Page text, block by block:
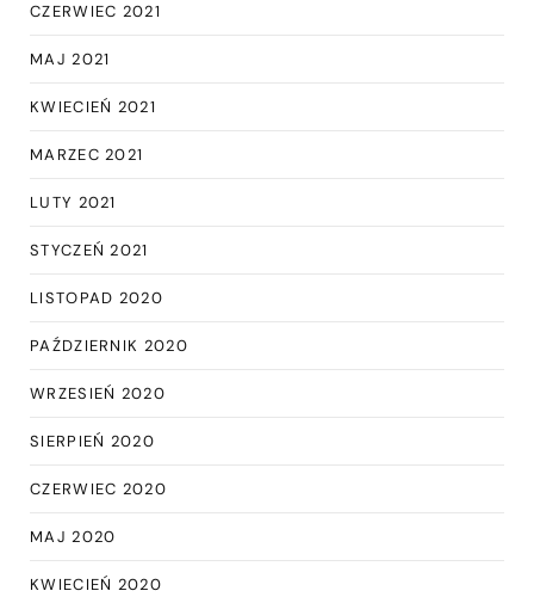
CZERWIEC 2021
MAJ 2021
KWIECIEŃ 2021
MARZEC 2021
LUTY 2021
STYCZEŃ 2021
LISTOPAD 2020
PAŹDZIERNIK 2020
WRZESIEŃ 2020
SIERPIEŃ 2020
CZERWIEC 2020
MAJ 2020
KWIECIEŃ 2020